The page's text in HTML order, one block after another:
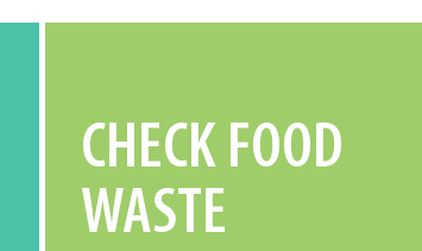
CHECK FOOD
WASTE